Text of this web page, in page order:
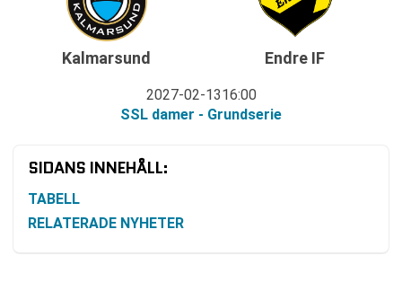
Kalmarsund
2027-02-1316:00
SSL damer - Grundserie
Endre IF
SIDANS INNEHÅLL:
TABELL
RELATERADE NYHETER